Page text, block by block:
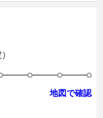
地図で確認